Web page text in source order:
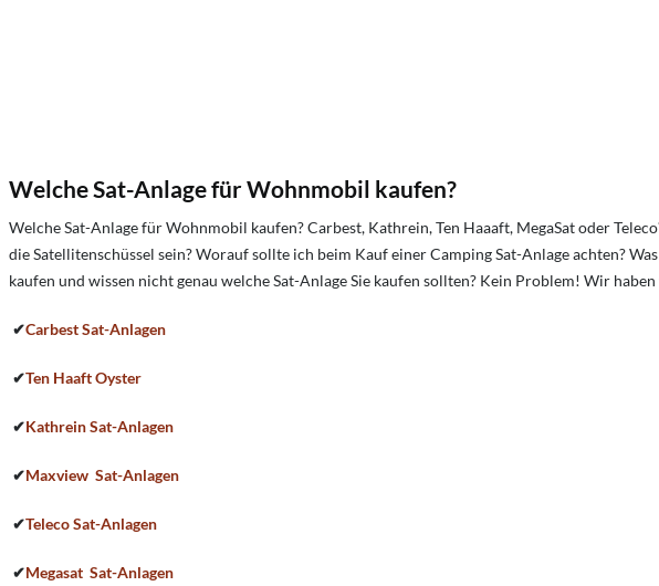
Welche Sat-Anlage für Wohnmobil kaufen?
Welche Sat-Anlage für Wohnmobil kaufen? Carbest, Kathrein, Ten Haaaft, MegaSat oder
die Satellitenschüssel sein?Worauf sollte ich beim Kauf einer Camping Sat-Anlage achten?
kaufen und wissen nicht genau welche Sat-Anlage Sie kaufen sollten? Kein Problem! Wir
✔CarbestSat-Anlagen
✔Ten HaaftOyster
✔KathreinSat-Anlagen
✔Maxview Sat-Anlagen
✔TelecoSat-Anlagen
✔Megasat Sat-Anlagen